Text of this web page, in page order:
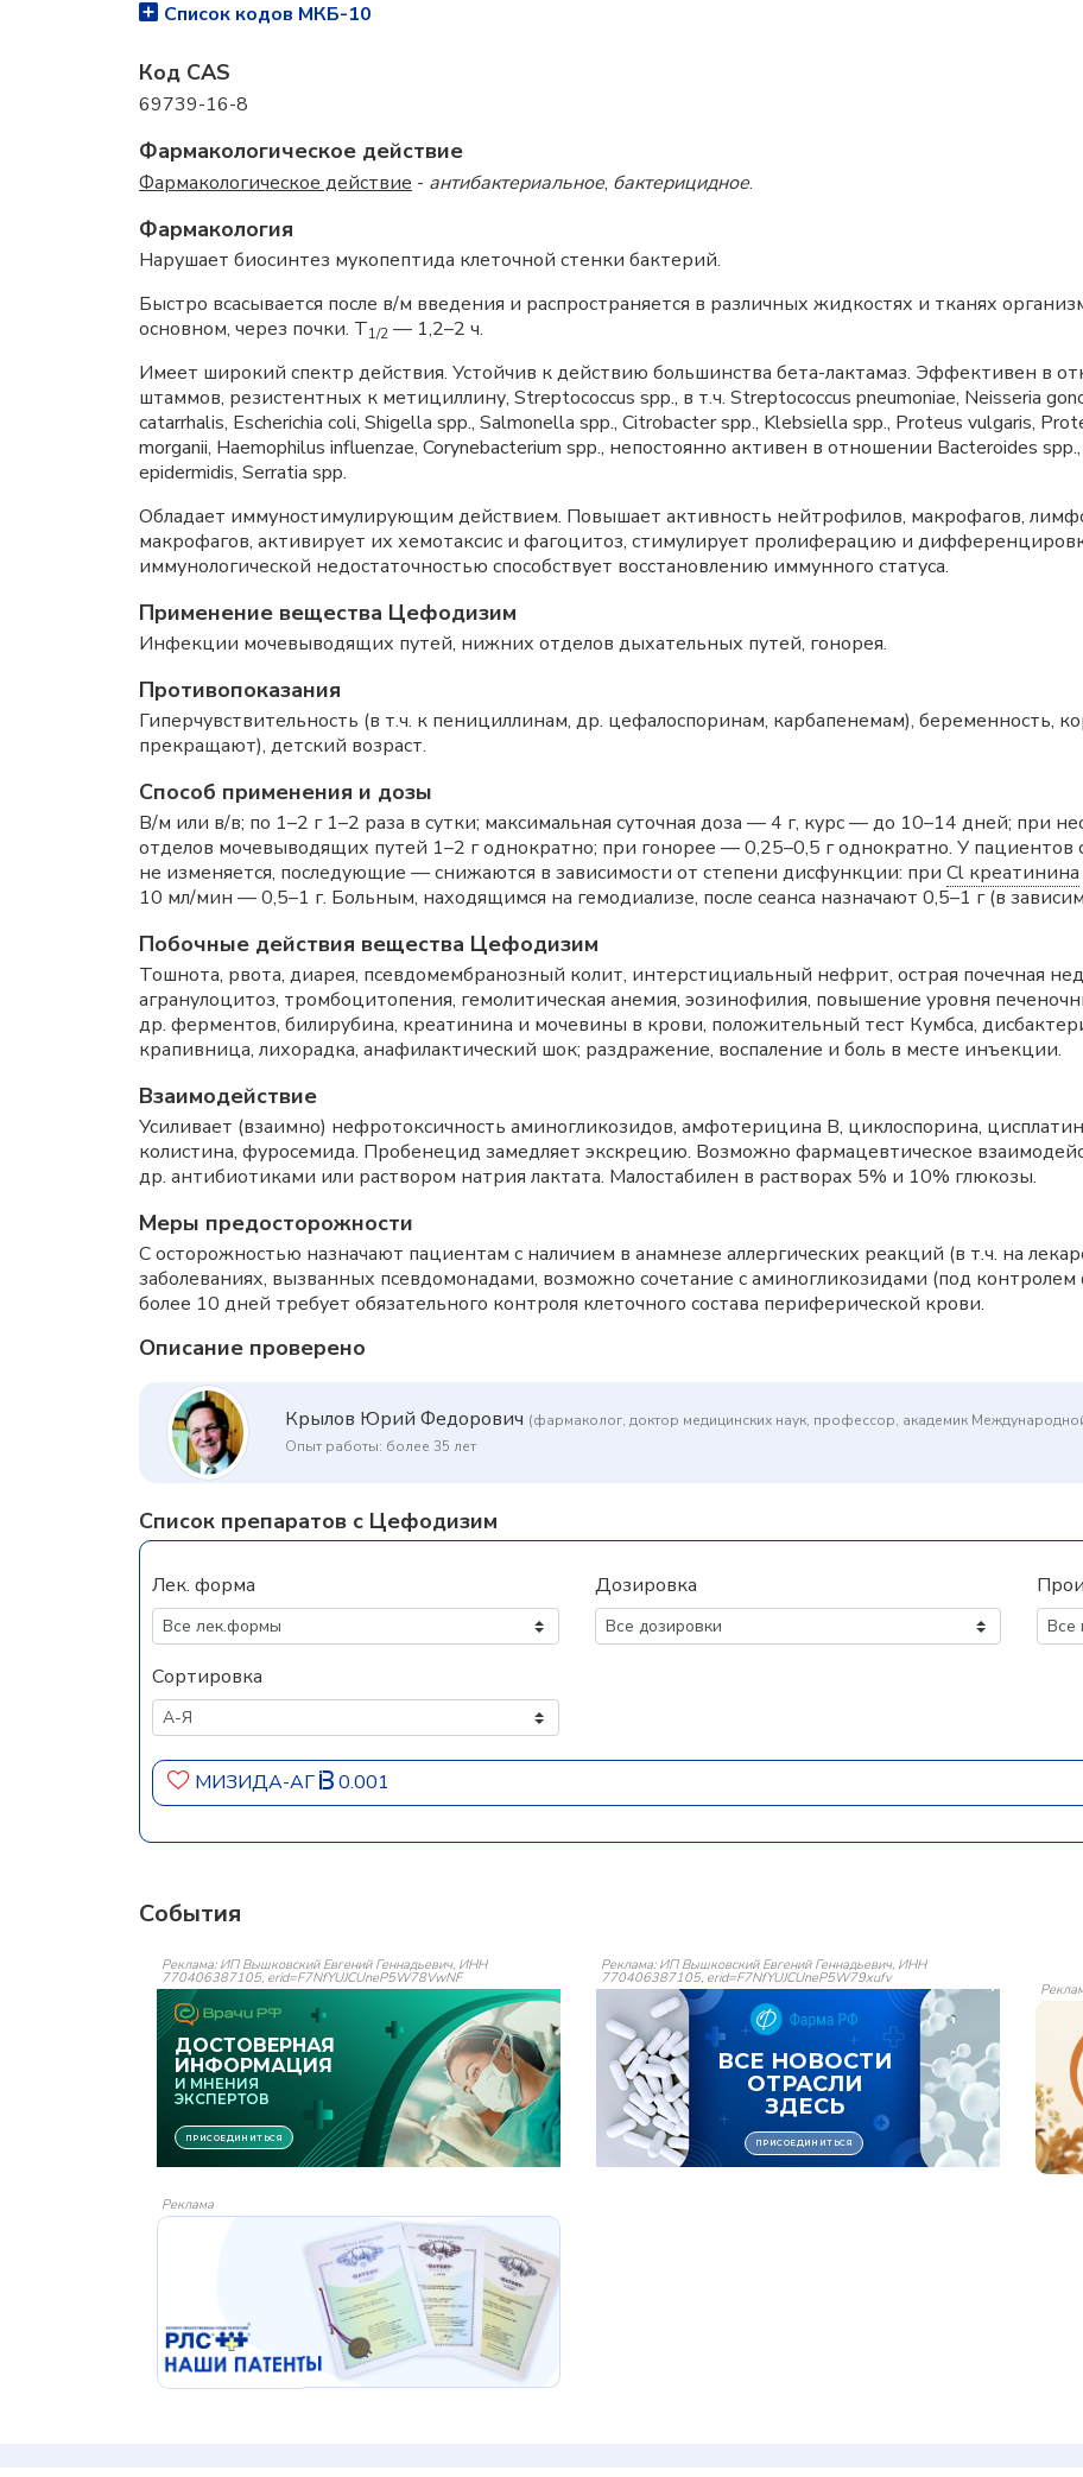
Список кодов МКБ-10
Код CAS
69739-16-8
Фармакологическое действие
Фармакологическое действие - антибактериальное, бактерицидное.
Фармакология
Нарушает биосинтез мукопептида клеточной стенки бактерий.
Быстро всасывается после в/м введения и распространяется в различных жидкостях и тканях
основном, через почки. Т1/2 — 1,2–2 ч.
Имеет широкий спектр действия. Устойчив к действию большинства бета-лактамаз. Эффективен в
штаммов, резистентных к метициллину, Streptococcus spp., в т.ч. Streptococcus pneumoniae, Neisseria
catarrhalis, Escherichia coli, Shigella spp., Salmonella spp., Citrobacter spp., Klebsiella spp., Proteus vulgaris,
morganii, Haemophilus influenzae, Corynebacterium spp., непостоянно активен в отношении Bacteroides
epidermidis, Serratia spp.
Обладает иммуностимулирующим действием. Повышает активность нейтрофилов, макрофагов,
макрофагов, активирует их хемотаксис и фагоцитоз, стимулирует пролиферацию и
иммунологической недостаточностью способствует восстановлению иммунного статуса.
Применение вещества Цефодизим
Инфекции мочевыводящих путей, нижних отделов дыхательных путей, гонорея.
Противопоказания
Гиперчувствительность (в т.ч. к пенициллинам, др. цефалоспоринам, карбапенемам), беременность,
прекращают), детский возраст.
Способ применения и дозы
В/м или в/в; по 1–2 г 1–2 раза в сутки; максимальная суточная доза — 4 г, курс — до 10–14 дней; при
отделов мочевыводящих путей 1–2 г однократно; при гонорее — 0,25–0,5 г однократно. У
не изменяется, последующие — снижаются в зависимости от степени дисфункции: при Cl креатинина
10 мл/мин — 0,5–1 г. Больным, находящимся на гемодиализе, после сеанса назначают 0,5–1 г (в
Побочные действия вещества Цефодизим
Тошнота, рвота, диарея, псевдомембранозный колит, интерстициальный нефрит, острая почечная
агранулоцитоз, тромбоцитопения, гемолитическая анемия, эозинофилия, повышение уровня
др. ферментов, билирубина, креатинина и мочевины в крови, положительный тест Кумбса,
крапивница, лихорадка, анафилактический шок; раздражение, воспаление и боль в месте инъекции.
Взаимодействие
Усиливает (взаимно) нефротоксичность аминогликозидов, амфотерицина B, циклоспорина,
колистина, фуросемида. Пробенецид замедляет экскрецию. Возможно фармацевтическое
др. антибиотиками или раствором натрия лактата. Малостабилен в растворах 5% и 10% глюкозы.
Меры предосторожности
С осторожностью назначают пациентам с наличием в анамнезе аллергических реакций (в т.ч. на
заболеваниях, вызванных псевдомонадами, возможно сочетание с аминогликозидами (под
более 10 дней требует обязательного контроля клеточного состава периферической крови.
Описание проверено
Крылов Юрий Федорович (фармаколог, доктор медицинских наук, профессор, академик
Опыт работы: более 35 лет
Список препаратов с Цефодизим
Лек. форма Дозировка
Сортировка
МИЗИДА-АГ 0.001
События
Реклама: ИП Вышковский Евгений Геннадьевич, ИНН
770406387105, erid=F7NfYUJCUneP5W78VwNF
Реклама: ИП Вышковский Евгений Геннадьевич, ИНН
770406387105, erid=F7NfYUJCUneP5W79xufv
Реклама